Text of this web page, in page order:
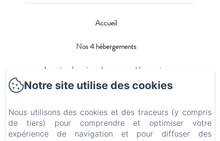
Accueil
Nos 4 hébergements
Location de maison de vacances à la semaine
Contact
Notre site utilise des cookies
Nous utilisons des cookies et des traceurs (y compris
de tiers) pour comprendre et optimiser votre
expérience de navigation et pour diffuser des